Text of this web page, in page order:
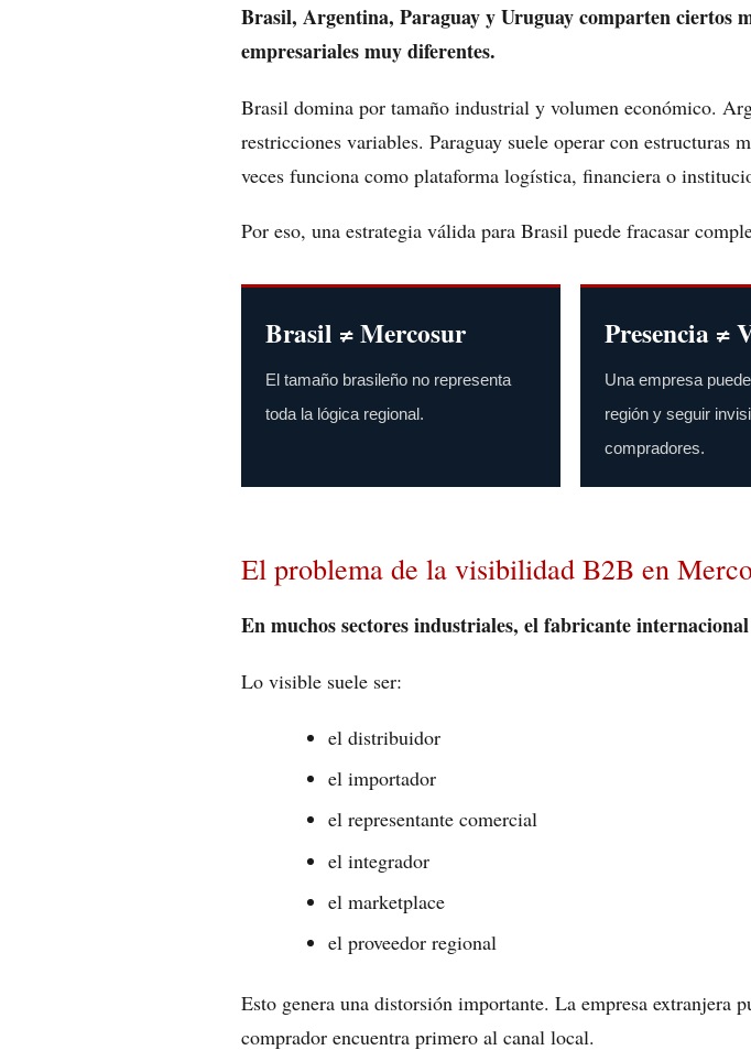
Brasil, Argentina, Paraguay y Uruguay comparten ciertos
empresariales muy diferentes.
Brasil domina por tamaño industrial y volumen económico.
restricciones variables. Paraguay suele operar con estructuras
veces funciona como plataforma logística, financiera o
Por eso, una estrategia válida para Brasil puede fracasar
Brasil ≠ Mercosur
El tamaño brasileño no representa
toda la lógica regional.
Presencia ≠
Una empresa
región y seguir
compradores.
El problema de la visibilidad B2B en
En muchos sectores industriales, el fabricante
Lo visible suele ser:
el distribuidor
el importador
el representante comercial
el integrador
el marketplace
el proveedor regional
Esto genera una distorsión importante. La empresa extranjera
comprador encuentra primero al canal local.